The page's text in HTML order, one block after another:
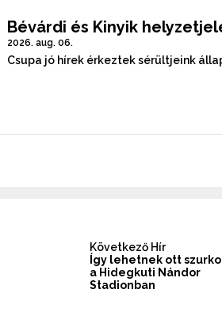
Bévárdi és Kinyik
2026. aug. 06.
Csupa jó hírek érkeztek sérültjeink
Következő Hír
Így lehetnek ott
a Hidegkuti Nándor
Stadionban